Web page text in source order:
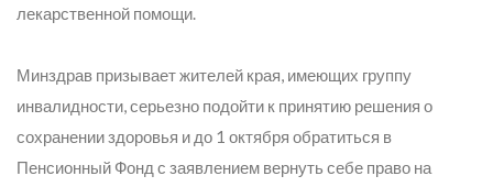
лекарственной помощи.
Минздрав призывает жителей края, имеющих группу
инвалидности, серьезно подойти к принятию решения о
сохранении здоровья и до 1 октября обратиться в
Пенсионный Фонд с заявлением вернуть себе право на